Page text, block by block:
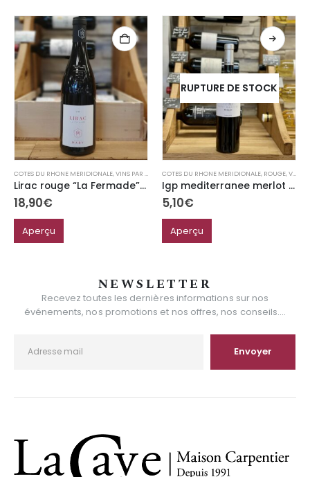
COTES DU RHONE MERIDIONALE,VINS PAR RÉGION
Lirac rouge “La Fermade” Domaine Maby
18,90€
Aperçu
RUPTURE DE STOCK
COTES DU RHONE MERIDIONALE, ROUGE,VINS PAR RÉGION
Igp mediterranee merlot le petit mazuret
5,10€
Aperçu
NEWSLETTER
Recevez toutes les dernières informations sur nos
événements, nos promotions et nos offres, nos conseils....